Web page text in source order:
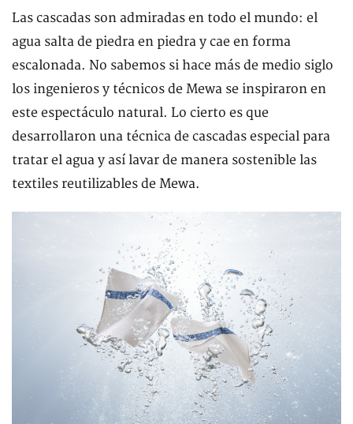
Las cascadas son admiradas en todo el mundo: el
agua salta de piedra en piedra y cae en forma
escalonada. No sabemos si hace más de medio siglo
los ingenieros y técnicos de Mewa se inspiraron en
este espectáculo natural. Lo cierto es que
desarrollaron una técnica de cascadas especial para
tratar el agua y así lavar de manera sostenible las
textiles reutilizables de Mewa.